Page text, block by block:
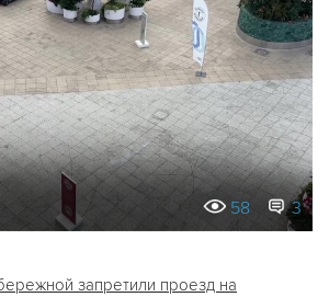
58 3
запретили проезд на